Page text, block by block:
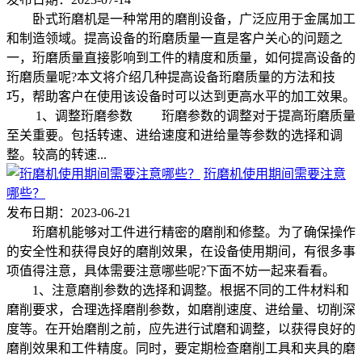
卧式珩磨机是一种常用的磨削设备，广泛应用于金属加工
和制造领域。提高设备的珩磨质量一直是客户关心的问题之
一，珩磨质量直接影响到工件的精度和质量，如何提高设备的
珩磨质量呢?本文将介绍几种提高设备珩磨质量的方法和技
巧，帮助客户在使用该设备时可以达到更高水平的加工效果。
1、调整珩磨参数 珩磨参数的调整对于提高珩磨质量
至关重要。包括转速、进给速度和进给量等参数的选择和调
整。较高的转速...
珩磨机使用期间需要注意
哪些？
发布日期：2023-06-21
珩磨机能够对工件进行精密的磨削和修整。为了确保操作
的安全性和获得良好的磨削效果，在设备使用期间，有很多事
项值得注意，具体需要注意哪些呢?下面不妨一起来看看。
1、注意磨削参数的选择和调整。根据不同的工件材料和
磨削要求，合理选择磨削参数，如磨削速度、进给量、切削深
度等。在开始磨削之前，应先进行试磨和调整，以获得良好的
磨削效果和工件精度。同时，要定期检查磨削工具和夹具的磨